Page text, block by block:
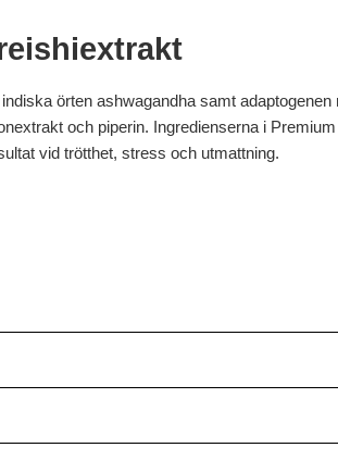
örten ashwagandha samt
och piperin. Ingredienserna i
vid trötthet, stress och utmattning.